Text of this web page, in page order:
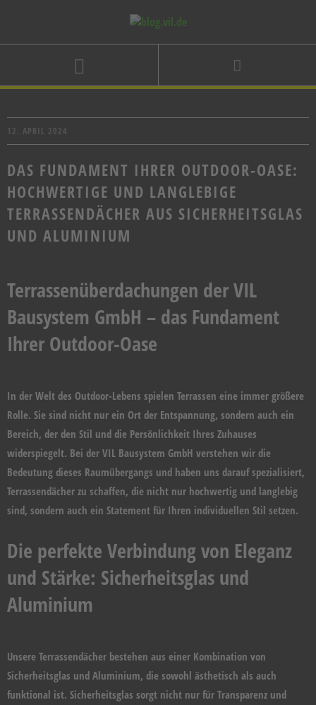
12. APRIL 2024
DAS FUNDAMENT IHRER OUTDOOR-OASE:
HOCHWERTIGE UND LANGLEBIGE
TERRASSENDÄCHER AUS SICHERHEITSGLAS
UND ALUMINIUM
Terrassenüberdachungen der VIL
Bausystem GmbH – das Fundament
Ihrer Outdoor-Oase
In der Welt des Outdoor-Lebens spielen Terrassen eine immer größere
Rolle. Sie sind nicht nur ein Ort der Entspannung, sondern auch ein
Bereich, der den Stil und die Persönlichkeit Ihres Zuhauses
widerspiegelt. Bei der VIL Bausystem GmbH verstehen wir die
Bedeutung dieses Raumübergangs und haben uns darauf spezialisiert,
Terrassendächer zu schaffen, die nicht nur hochwertig und langlebig
sind, sondern auch ein Statement für Ihren individuellen Stil setzen.
Die perfekte Verbindung von Eleganz
und Stärke: Sicherheitsglas und
Aluminium
Unsere Terrassendächer bestehen aus einer Kombination von
Sicherheitsglas und Aluminium, die sowohl ästhetisch als auch
funktional ist. Sicherheitsglas sorgt nicht nur für Transparenz und